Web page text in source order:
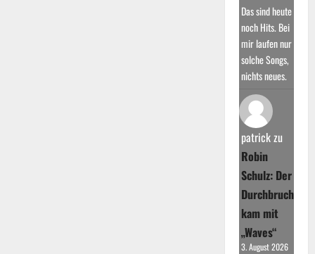
Das sind heute
noch Hits. Bei
mir laufen nur
solche Songs,
nichts neues.
patrickzu
Robin
Schulz: Der
Durchbruch
kam mit
„Waves“
3. August 2026